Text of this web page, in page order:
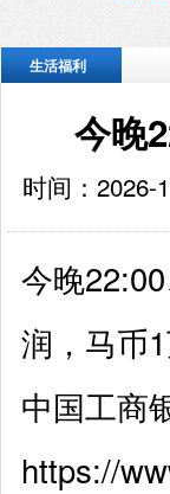
生活福利
今晚
时间：
今晚
润，马币
中国工商
https://